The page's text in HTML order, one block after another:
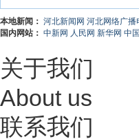
本地新闻： 河北新闻网 河北网络广播
国内网站： 中新网 人民网 新华网 中
关于我们
About us
联系我们